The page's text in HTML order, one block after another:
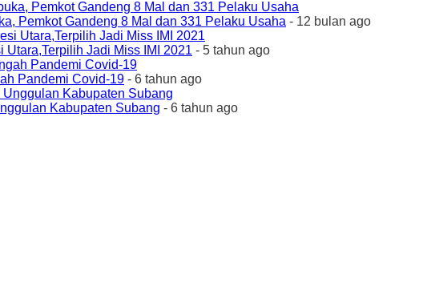
Pemkot Gandeng 8 Mal dan 331 Pelaku Usaha - 12 bulan ago
Jadi Miss IMI 2021 - 5 tahun ago
Pandemi Covid-19 - 6 tahun ago
Kabupaten Subang - 6 tahun ago